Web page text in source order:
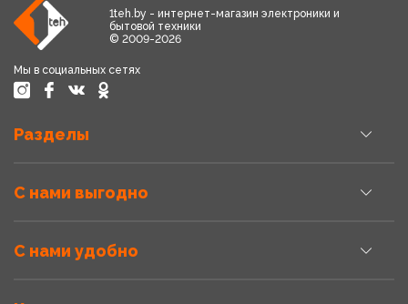
1teh.by - интернет-магазин электроники и
бытовой техники
© 2009-2026
Мы в социальных сетях
Разделы
С нами выгодно
С нами удобно